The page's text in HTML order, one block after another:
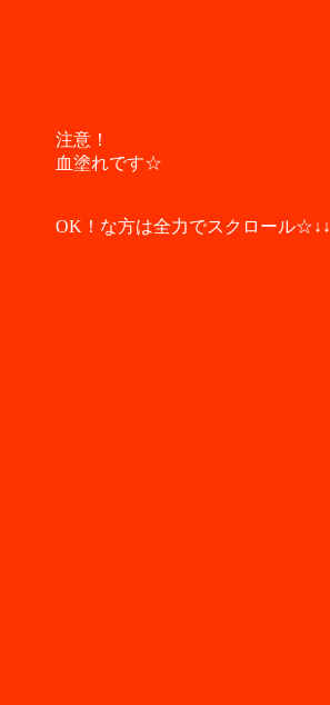
注意！
血塗れです☆
OK！な方は全力でスクロール☆↓↓